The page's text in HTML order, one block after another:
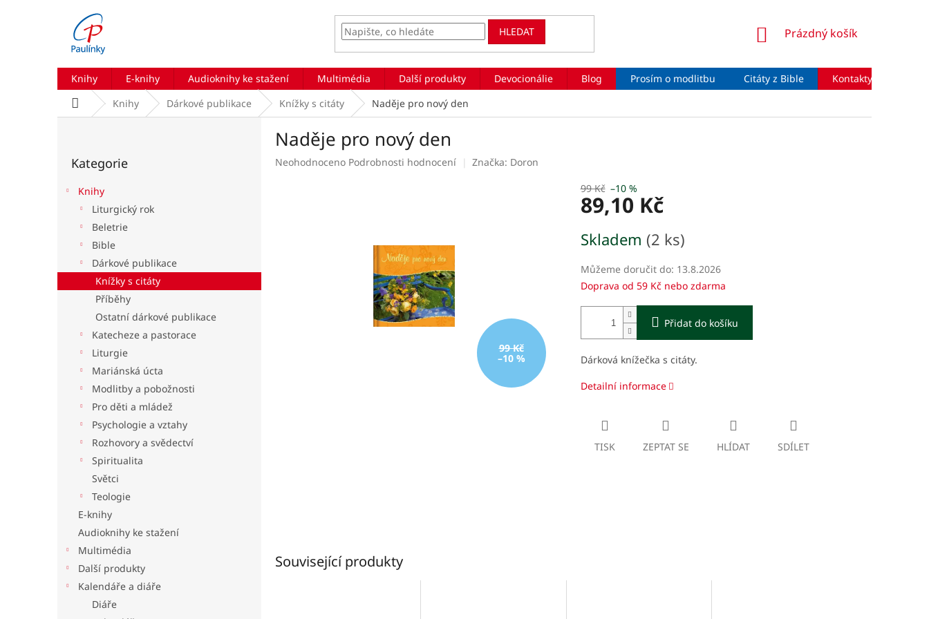
HLEDAT
NÁKUPNÍ
Prázdný košík
Knihy E-knihy Audioknihy ke stažení Multimédia Další produkty Devocionálie Blog Prosím o modlitbu Citáty z Bible Kontakty
Domů Knihy Dárkové publikace Knížky s citáty Naděje pro nový den
a
n
kategorie
Kategorie
Knihy
Liturgický rok
Beletrie
Bible
Dárkové publikace
Knížky s citáty
Příběhy
Ostatní dárkové publikace
Katecheze a pastorace
Liturgie
Mariánská úcta
Modlitby a pobožnosti
Pro děti a mládež
Psychologie a vztahy
Rozhovory a svědectví
Spiritualita
Světci
Teologie
E-knihy
Audioknihy ke stažení
Multimédia
Další produkty
Kalendáře a diáře
Diáře
Naděje pro nový den
Průměrné
Neohodnoceno Podrobnosti hodnocení Značka: Doron
99 Kč
–10 %
99 Kč –10 %
89,10 Kč
cena:
Skladem (2 ks)
Můžeme doručit do: 13.8.2026
Doprava od 59 Kč nebo zdarma
Přidat do košíku
Dárková knížečka s citáty.
Detailní informace
TISK ZEPTAT SE HLÍDAT SDÍLET
Související produkty